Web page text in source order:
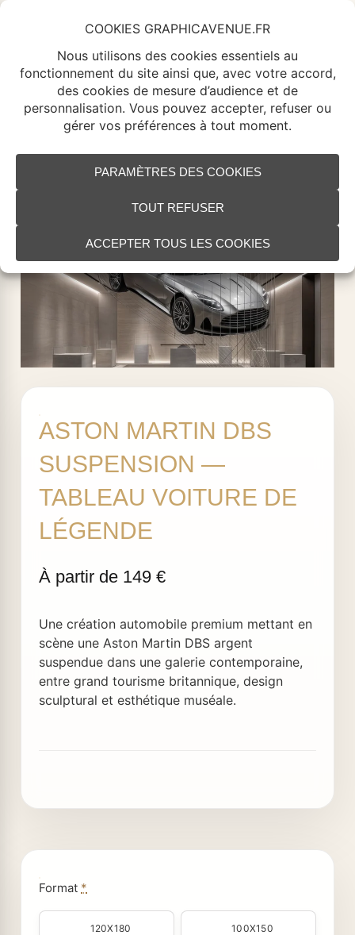
ASTON MARTIN DBS
SUSPENSION —
TABLEAU VOITURE DE
LÉGENDE
Une création automobile premium mettant en
scène une Aston Martin DBS argent
suspendue dans une galerie contemporaine,
entre grand tourisme britannique, design
sculptural et esthétique muséale.
Format *
120X180 100X150